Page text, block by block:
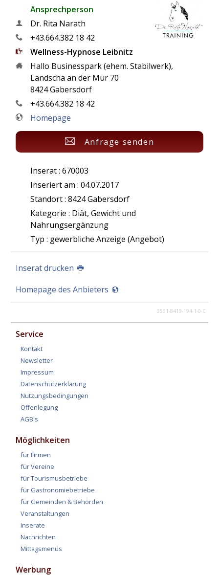
Ansprechperson
Dr. Rita Narath
+43.664.382 18 42
Wellness-Hypnose Leibnitz
Hallo Businesspark (ehem. Stabilwerk),
Landscha an der Mur 70
8424 Gabersdorf
+43.664.382 18 42
Homepage
Anfrage senden
Inserat : 670003
Inseriert am : 04.07.2017
Standort : 8424 Gabersdorf
Kategorie : Diät, Gewicht und
Nahrungsergänzung
Typ : gewerbliche Anzeige (Angebot)
Inserat drucken
Homepage des Anbieters
3531-8419-194-1-0-C
Service
Kontakt
Newsletter
Impressum
Datenschutzerklärung
Nutzungsbedingungen
Offenlegung
AGB's
Möglichkeiten
für Firmen
für Vereine
für Tourismusbetriebe
für Gastronomiebetriebe
für Gemeinden & Behörden
Veranstaltungen
Inserate
Nachrichten
Mittagsmenüs
Werbung